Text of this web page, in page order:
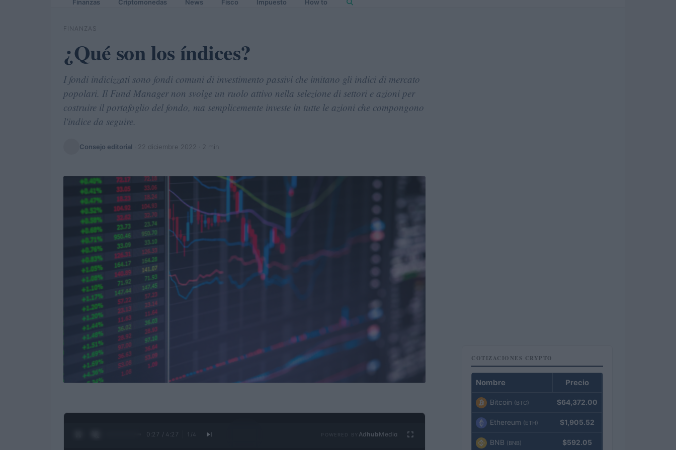
Finanzas Criptomonedas News Fisco Impuesto How to
FINANZAS
¿Qué son los índices?
I fondi indicizzati sono fondi comuni di investimento passivi che imitano gli indici di mercato
popolari. Il Fund Manager non svolge un ruolo attivo nella selezione di settori e azioni per
costruire il portafoglio del fondo, ma semplicemente investe in tutte le azioni che compongono
l'indice da seguire.
Consejo editorial 22 diciembre 2022 · 2 min
0:28 / 4:27 1 /4 Ad hubMedia
COTIZACIONES CRYPTO
Nombre Precio
Bitcoin (BTC) $64,372.00
Ethereum (ETH) $1,905.52
BNB (BNB) $592.05